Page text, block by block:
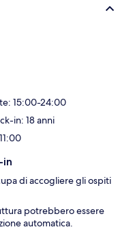
15:00-24:00
in: 18 anni
in
di accogliere gli ospiti
potrebbero essere
automatica.